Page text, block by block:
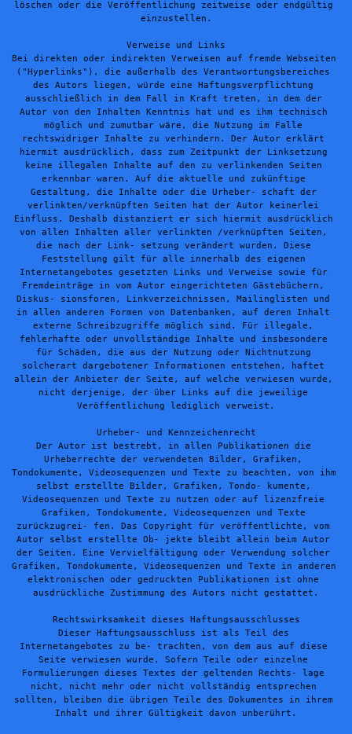
löschen oder die Veröffentlichung zeitweise oder endgültig
einzustellen.
Verweise und Links
Bei direkten oder indirekten Verweisen auf fremde Webseiten
("Hyperlinks"), die außerhalb des Verantwortungsbereiches
des Autors liegen, würde eine Haftungsverpflichtung
ausschließlich in dem Fall in Kraft treten, in dem der
Autor von den Inhalten Kenntnis hat und es ihm technisch
möglich und zumutbar wäre, die Nutzung im Falle
rechtswidriger Inhalte zu verhindern. Der Autor erklärt
hiermit ausdrücklich, dass zum Zeitpunkt der Linksetzung
keine illegalen Inhalte auf den zu verlinkenden Seiten
erkennbar waren. Auf die aktuelle und zukünftige
Gestaltung, die Inhalte oder die Urheber- schaft der
verlinkten/verknüpften Seiten hat der Autor keinerlei
Einfluss. Deshalb distanziert er sich hiermit ausdrücklich
von allen Inhalten aller verlinkten /verknüpften Seiten,
die nach der Link- setzung verändert wurden. Diese
Feststellung gilt für alle innerhalb des eigenen
Internetangebotes gesetzten Links und Verweise sowie für
Fremdeinträge in vom Autor eingerichteten Gästebüchern,
Diskus- sionsforen, Linkverzeichnissen, Mailinglisten und
in allen anderen Formen von Datenbanken, auf deren Inhalt
externe Schreibzugriffe möglich sind. Für illegale,
fehlerhafte oder unvollständige Inhalte und insbesondere
für Schäden, die aus der Nutzung oder Nichtnutzung
solcherart dargebotener Informationen entstehen, haftet
allein der Anbieter der Seite, auf welche verwiesen wurde,
nicht derjenige, der über Links auf die jeweilige
Veröffentlichung lediglich verweist.
Urheber- und Kennzeichenrecht
Der Autor ist bestrebt, in allen Publikationen die
Urheberrechte der verwendeten Bilder, Grafiken,
Tondokumente, Videosequenzen und Texte zu beachten, von ihm
selbst erstellte Bilder, Grafiken, Tondo- kumente,
Videosequenzen und Texte zu nutzen oder auf lizenzfreie
Grafiken, Tondokumente, Videosequenzen und Texte
zurückzugrei- fen. Das Copyright für veröffentlichte, vom
Autor selbst erstellte Ob- jekte bleibt allein beim Autor
der Seiten. Eine Vervielfältigung oder Verwendung solcher
Grafiken, Tondokumente, Videosequenzen und Texte in anderen
elektronischen oder gedruckten Publikationen ist ohne
ausdrückliche Zustimmung des Autors nicht gestattet.
Rechtswirksamkeit dieses Haftungsausschlusses
Dieser Haftungsausschluss ist als Teil des
Internetangebotes zu be- trachten, von dem aus auf diese
Seite verwiesen wurde. Sofern Teile oder einzelne
Formulierungen dieses Textes der geltenden Rechts- lage
nicht, nicht mehr oder nicht vollständig entsprechen
sollten, bleiben die übrigen Teile des Dokumentes in ihrem